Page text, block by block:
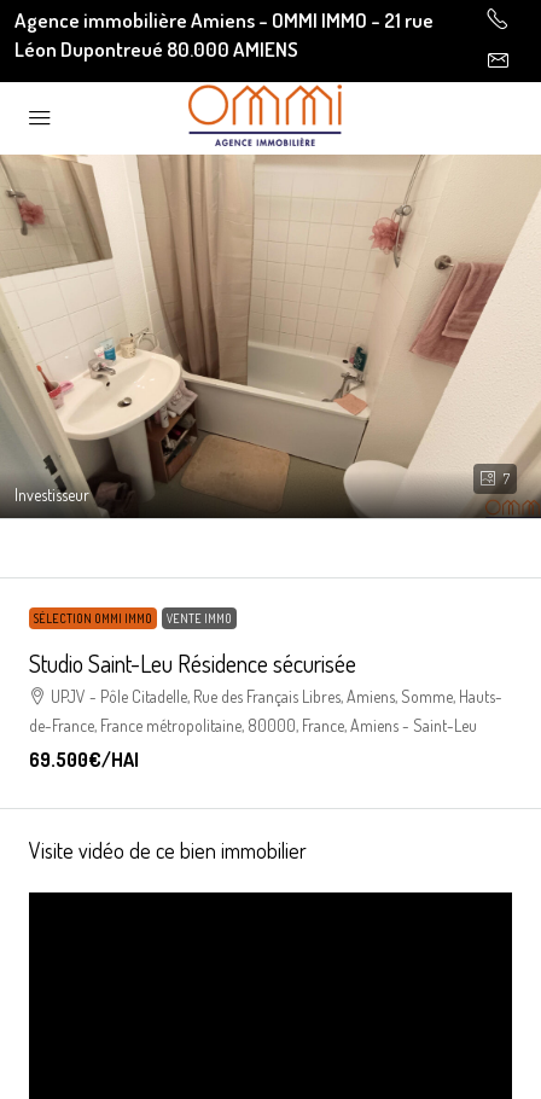
Agence immobilière Amiens - OMMI IMMO - 21 rue
Léon Dupontreué 80.000 AMIENS
7
Investisseur
SÉLECTION OMMI IMMO VENTE IMMO
Studio Saint-Leu Résidence sécurisée
UPJV - Pôle Citadelle, Rue des Français Libres, Amiens, Somme, Hauts-
de-France, France métropolitaine, 80000, France, Amiens - Saint-Leu
69.500€/HAI
Visite vidéo de ce bien immobilier